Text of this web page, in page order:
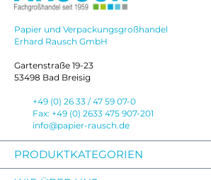
Papier und Verpackungsgroßhandel
Erhard Rausch GmbH
Gartenstraße 19-23
53498 Bad Breisig
+49 (0) 26 33 / 47 59 07-0
Fax: +49 (0) 2633 475 907-201
info@papier-rausch.de
PRODUKTKATEGORIEN